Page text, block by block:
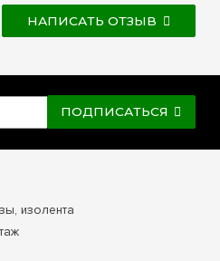
НАПИСАТЬ ОТЗЫВ
ПОДПИСАТЬСЯ
изолента